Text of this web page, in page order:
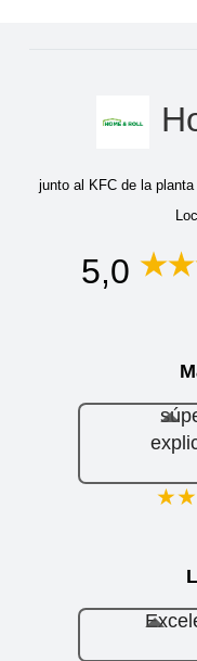
junto al KFC de la
5,0